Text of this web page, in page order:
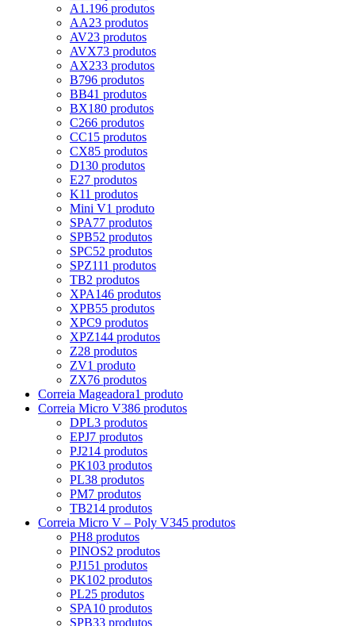
A1.196 produtos
AA23 produtos
AV23 produtos
AVX73 produtos
AX233 produtos
B796 produtos
BB41 produtos
BX180 produtos
C266 produtos
CC15 produtos
CX85 produtos
D130 produtos
E27 produtos
K11 produtos
Mini V1 produto
SPA77 produtos
SPB52 produtos
SPC52 produtos
SPZ111 produtos
TB2 produtos
XPA146 produtos
XPB55 produtos
XPC9 produtos
XPZ144 produtos
Z28 produtos
ZV1 produto
ZX76 produtos
Correia Mageadora1 produto
Correia Micro V386 produtos
DPL3 produtos
EPJ7 produtos
PJ214 produtos
PK103 produtos
PL38 produtos
PM7 produtos
TB214 produtos
Correia Micro V – Poly V345 produtos
PH8 produtos
PINOS2 produtos
PJ151 produtos
PK102 produtos
PL25 produtos
SPA10 produtos
SPB33 produtos